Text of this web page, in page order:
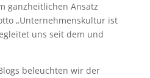
ganzheitlichen Ansatz
„Unternehmenskultur ist
uns seit dem und
beleuchten wir der